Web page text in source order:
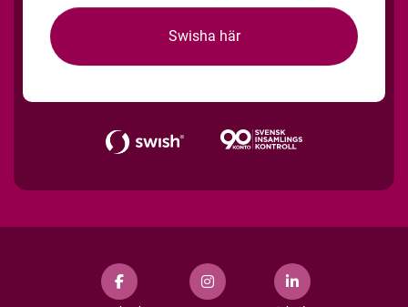
Swisha här